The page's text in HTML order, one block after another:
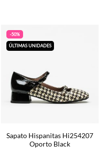
-50%
ÚLTIMAS UNIDADES
Sapato Hispanitas Hi254207
Oporto Black